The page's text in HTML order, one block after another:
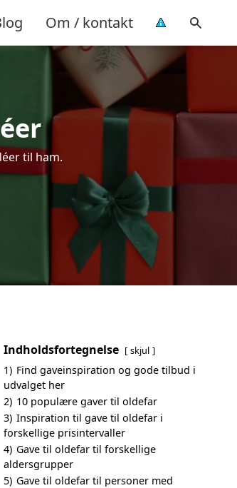
Om / kontakt
til ham.
Indholdsfortegnelse skjul
1) Find gaveinspiration og gode tilbud i
udvalget her
2) 10 populære gaver til oldefar
3) Inspiration til gave til oldefar i
forskellige prisintervaller
4) Gave til oldefar til forskellige
aldersgrupper
5) Gave til oldefar til personer med